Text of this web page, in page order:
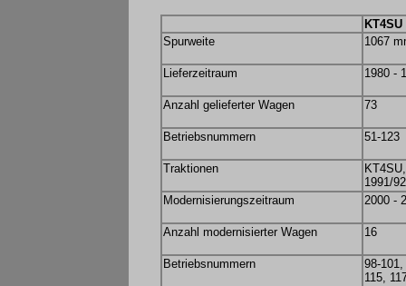
KT4SU
Spurweite
1067
Lieferzeitraum 1980 -
Anzahl gelieferter Wagen 73
Betriebsnummern 51-123
Traktionen
1991/
Modernisierungszeitraum
2000 -
Anzahl modernisierter Wagen 16
Betriebsnummern
98-
115,